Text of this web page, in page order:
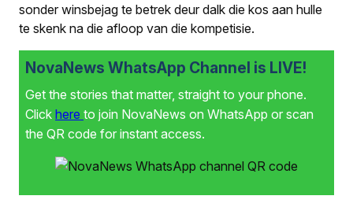
sonder winsbejag te betrek deur dalk die kos aan hulle
te skenk na die afloop van die kompetisie.
NovaNews WhatsApp Channel is LIVE!
Get the stories that matter, straight to your phone.
Click here to join NovaNews on WhatsApp or scan
the QR code for instant access.